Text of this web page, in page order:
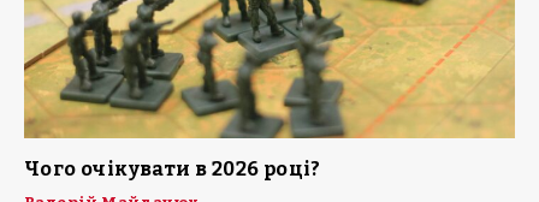
Чого очікувати в 2026 році?